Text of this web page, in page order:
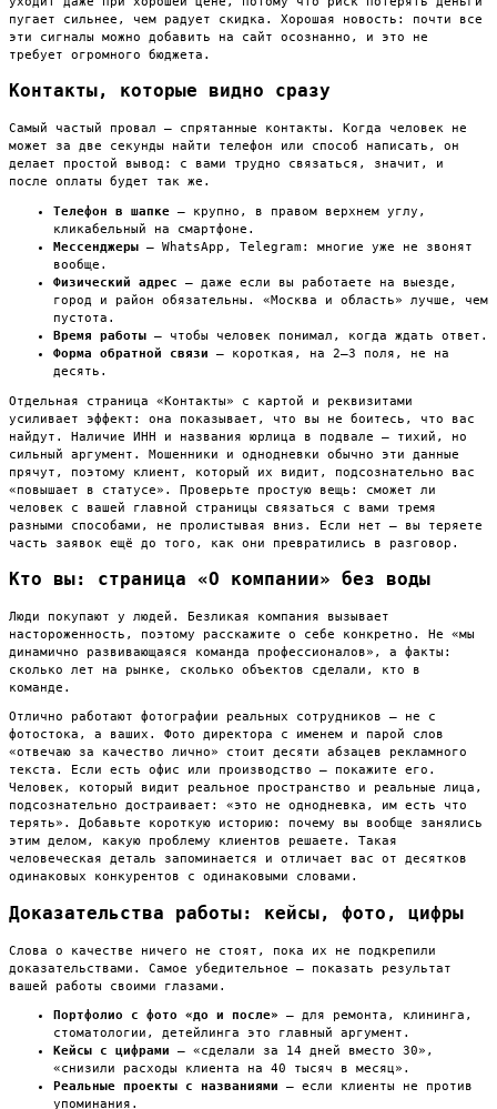
пугает сильнее, чем радует скидка. Хорошая новость: почти все
эти сигналы можно добавить на сайт осознанно, и это не
требует огромного бюджета.
Контакты, которые видно сразу
Самый частый провал — спрятанные контакты. Когда человек не
может за две секунды найти телефон или способ написать, он
делает простой вывод: с вами трудно связаться, значит, и
после оплаты будет так же.
Телефон в шапке — крупно, в правом верхнем углу,
кликабельный на смартфоне.
Мессенджеры — WhatsApp, Telegram: многие уже не звонят
вообще.
Физический адрес — даже если вы работаете на выезде,
город и район обязательны. «Москва и область» лучше, чем
пустота.
Время работы — чтобы человек понимал, когда ждать ответ.
Форма обратной связи — короткая, на 2–3 поля, не на
десять.
Отдельная страница «Контакты» с картой и реквизитами
усиливает эффект: она показывает, что вы не боитесь, что вас
найдут. Наличие ИНН и названия юрлица в подвале — тихий, но
сильный аргумент. Мошенники и однодневки обычно эти данные
прячут, поэтому клиент, который их видит, подсознательно вас
«повышает в статусе». Проверьте простую вещь: сможет ли
человек с вашей главной страницы связаться с вами тремя
разными способами, не пролистывая вниз. Если нет — вы теряете
часть заявок ещё до того, как они превратились в разговор.
Кто вы: страница «О компании» без воды
Люди покупают у людей. Безликая компания вызывает
настороженность, поэтому расскажите о себе конкретно. Не «мы
динамично развивающаяся команда профессионалов», а факты:
сколько лет на рынке, сколько объектов сделали, кто в
команде.
Отлично работают фотографии реальных сотрудников — не с
фотостока, а ваших. Фото директора с именем и парой слов
«отвечаю за качество лично» стоит десяти абзацев рекламного
текста. Если есть офис или производство — покажите его.
Человек, который видит реальное пространство и реальные лица,
подсознательно достраивает: «это не однодневка, им есть что
терять». Добавьте короткую историю: почему вы вообще занялись
этим делом, какую проблему клиентов решаете. Такая
человеческая деталь запоминается и отличает вас от десятков
одинаковых конкурентов с одинаковыми словами.
Доказательства работы: кейсы, фото, цифры
Слова о качестве ничего не стоят, пока их не подкрепили
доказательствами. Самое убедительное — показать результат
вашей работы своими глазами.
Портфолио с фото «до и после» — для ремонта, клининга,
стоматологии, детейлинга это главный аргумент.
Кейсы с цифрами — «сделали за 14 дней вместо 30»,
«снизили расходы клиента на 40 тысяч в месяц».
Реальные проекты с названиями — если клиенты не против
упоминания.